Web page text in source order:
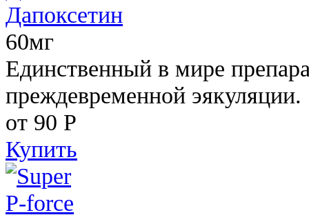
Дапоксетин
60мг
Единственный в мире
преждевременной эякуляции.
от 90 Р
Купить